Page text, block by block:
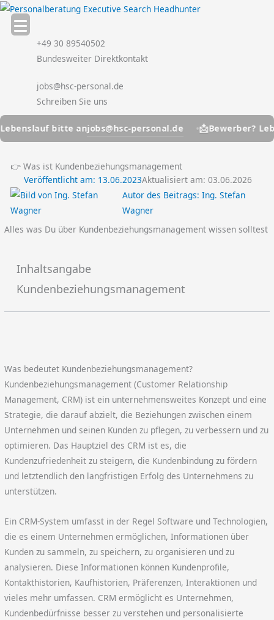
Zum
Inhalt
springen
+49 30 89540502
Bundesweiter Direktkontakt
jobs@hsc-personal.de
Schreiben Sie uns
bitte an jobs@hsc-personal.de Bewerber?
👉 Was ist Kundenbeziehungsmanagement
Veröffentlicht am: 13.06.2023Aktualisiert am: 03.06.2026
Autor des Beitrags: Ing. Stefan
Wagner
Alles was Du über Kundenbeziehungsmanagement wissen solltest
Inhaltsangabe
Kundenbeziehungsmanagement
Was bedeutet Kundenbeziehungsmanagement?
Kundenbeziehungsmanagement (Customer Relationship
Management, CRM) ist ein unternehmensweites Konzept und eine
Strategie, die darauf abzielt, die Beziehungen zwischen einem
Unternehmen und seinen Kunden zu pflegen, zu verbessern und zu
optimieren. Das Hauptziel des CRM ist es, die
Kundenzufriedenheit zu steigern, die Kundenbindung zu fördern
und letztendlich den langfristigen Erfolg des Unternehmens zu
unterstützen.
Ein CRM-System umfasst in der Regel Software und Technologien,
die es einem Unternehmen ermöglichen, Informationen über
Kunden zu sammeln, zu speichern, zu organisieren und zu
analysieren. Diese Informationen können Kundenprofile,
Kontakthistorien, Kaufhistorien, Präferenzen, Interaktionen und
vieles mehr umfassen. CRM ermöglicht es Unternehmen,
Kundenbedürfnisse besser zu verstehen und personalisierte